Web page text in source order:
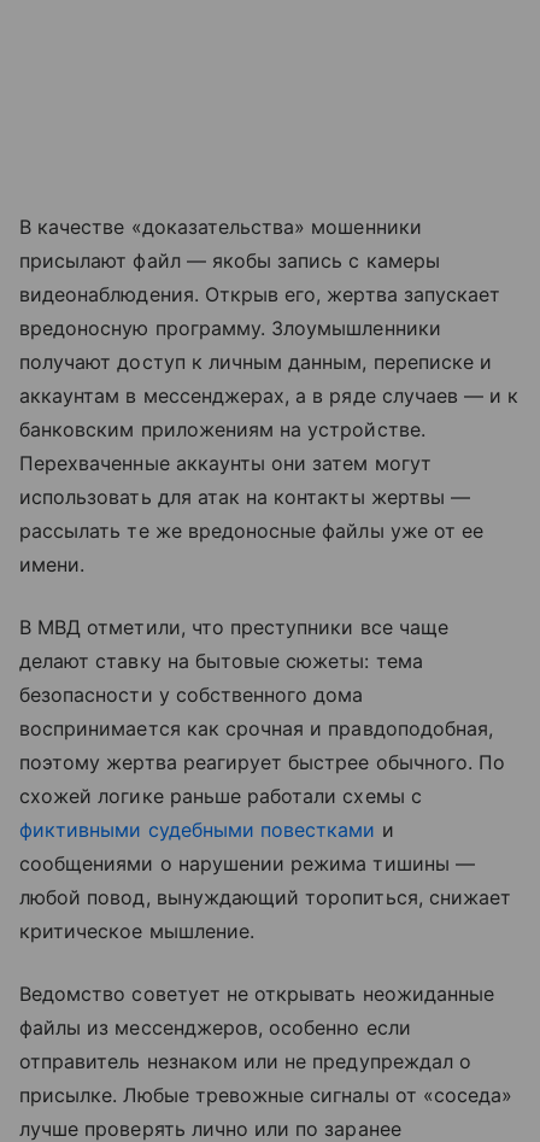
В качестве «доказательства» мошенники
присылают файл — якобы запись с камеры
видеонаблюдения. Открыв его, жертва запускает
вредоносную программу. Злоумышленники
получают доступ к личным данным, переписке и
аккаунтам в мессенджерах, а в ряде случаев — и к
банковским приложениям на устройстве.
Перехваченные аккаунты они затем могут
использовать для атак на контакты жертвы —
рассылать те же вредоносные файлы уже от ее
имени.
В МВД отметили, что преступники все чаще
делают ставку на бытовые сюжеты: тема
безопасности у собственного дома
воспринимается как срочная и правдоподобная,
поэтому жертва реагирует быстрее обычного. По
схожей логике раньше работали схемы с
фиктивными судебными повестками и
сообщениями о нарушении режима тишины —
любой повод, вынуждающий торопиться, снижает
критическое мышление.
Ведомство советует не открывать неожиданные
файлы из мессенджеров, особенно если
отправитель незнаком или не предупреждал о
присылке. Любые тревожные сигналы от «соседа»
лучше проверять лично или по заранее